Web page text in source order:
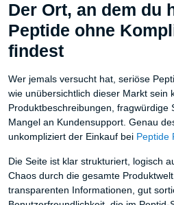
Der Ort, an dem du
Peptide ohne
findest
Wer jemals versucht hat, seriöse
wie unübersichtlich dieser Markt sein
Produktbeschreibungen, fragwürdige
Mangel an Kundensupport. Genau
unkompliziert der Einkauf bei Peptide
Die Seite ist klar strukturiert, logisch
Chaos durch die gesamte
transparenten Informationen, gut